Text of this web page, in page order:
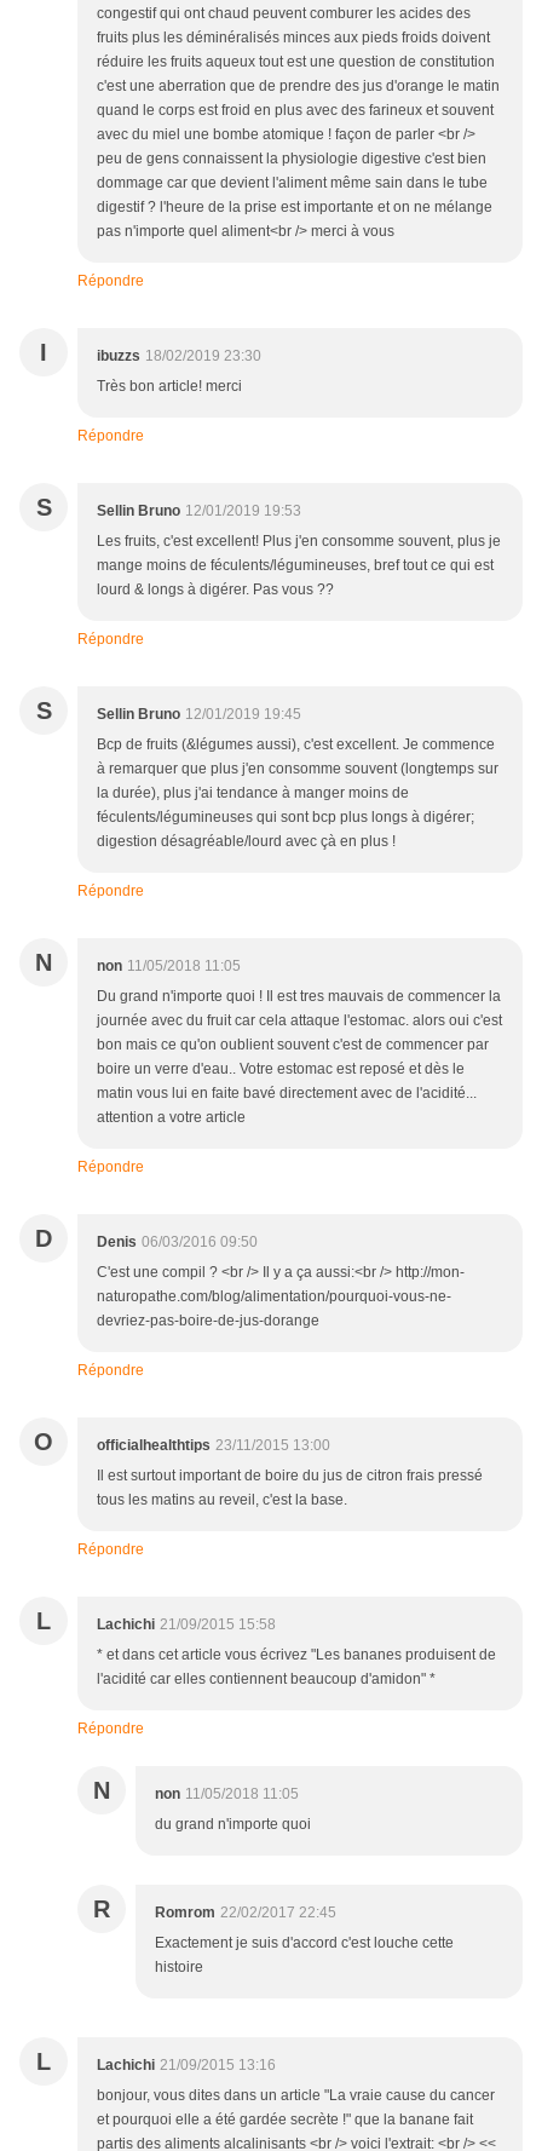
congestif qui ont chaud peuvent comburer les acides des
fruits plus les déminéralisés minces aux pieds froids doivent
réduire les fruits aqueux tout est une question de constitution
c'est une aberration que de prendre des jus d'orange le matin
quand le corps est froid en plus avec des farineux et souvent
avec du miel une bombe atomique ! façon de parler <br />
peu de gens connaissent la physiologie digestive c'est bien
dommage car que devient l'aliment même sain dans le tube
digestif ? l'heure de la prise est importante et on ne mélange
pas n'importe quel aliment<br /> merci à vous
Répondre
I ibuzzs 18/02/2019 23:30
Très bon article! merci
Répondre
S Sellin Bruno 12/01/2019 19:53
Les fruits, c'est excellent! Plus j'en consomme souvent, plus je
mange moins de féculents/légumineuses, bref tout ce qui est
lourd & longs à digérer. Pas vous ??
Répondre
S Sellin Bruno 12/01/2019 19:45
Bcp de fruits (&légumes aussi), c'est excellent. Je commence
à remarquer que plus j'en consomme souvent (longtemps sur
la durée), plus j'ai tendance à manger moins de
féculents/légumineuses qui sont bcp plus longs à digérer;
digestion désagréable/lourd avec çà en plus !
Répondre
N non 11/05/2018 11:05
Du grand n'importe quoi ! Il est tres mauvais de commencer la
journée avec du fruit car cela attaque l'estomac. alors oui c'est
bon mais ce qu'on oublient souvent c'est de commencer par
boire un verre d'eau.. Votre estomac est reposé et dès le
matin vous lui en faite bavé directement avec de l'acidité...
attention a votre article
Répondre
D Denis 06/03/2016 09:50
C'est une compil ? <br /> Il y a ça aussi:<br /> http://mon-
naturopathe.com/blog/alimentation/pourquoi-vous-ne-
devriez-pas-boire-de-jus-dorange
Répondre
O officialhealthtips 23/11/2015 13:00
Il est surtout important de boire du jus de citron frais pressé
tous les matins au reveil, c'est la base.
Répondre
L Lachichi 21/09/2015 15:58
* et dans cet article vous écrivez "Les bananes produisent de
l'acidité car elles contiennent beaucoup d'amidon" *
Répondre
N non 11/05/2018 11:05
du grand n'importe quoi
R Romrom 22/02/2017 22:45
Exactement je suis d'accord c'est louche cette
histoire
L Lachichi 21/09/2015 13:16
bonjour, vous dites dans un article "La vraie cause du cancer
et pourquoi elle a été gardée secrète !" que la banane fait
partis des aliments alcalinisants <br /> voici l'extrait: <br /> <<